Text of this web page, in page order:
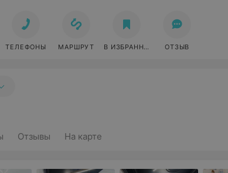
ОНЛАЙН
ТЕЛЕФОНЫ МАРШРУТ В ИЗБРАННОЕ ОТЗЫВ
Отзывы На карте